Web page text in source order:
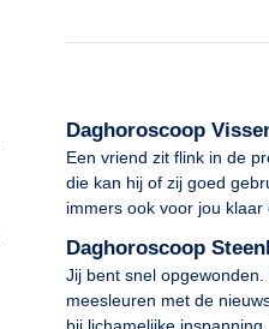
Daghoroscoop
Een vriend zit flink in de
die kan hij of zij goed
immers ook voor jou klaar
Daghoroscoop
Jij bent snel
meesleuren met de